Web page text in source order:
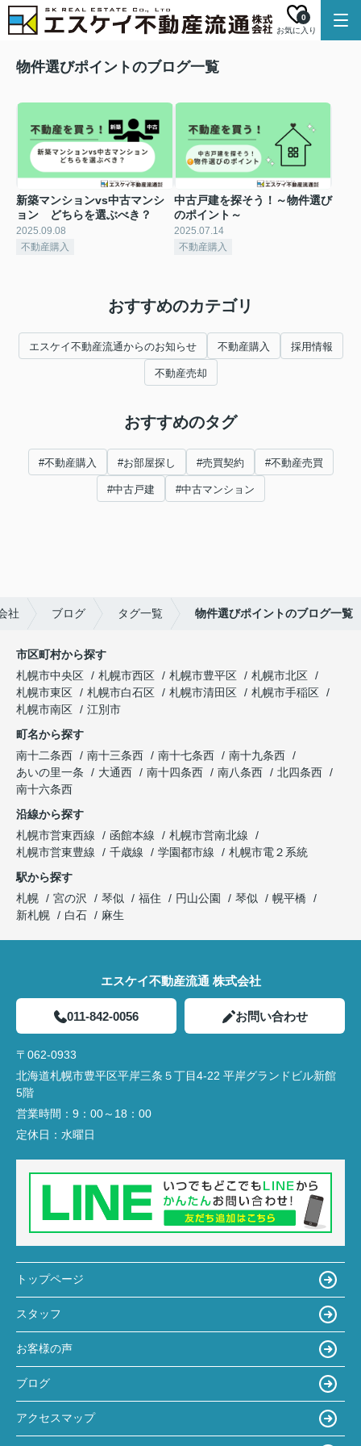
お気に入り
0
物件選びポイントのブログ一覧
新築マンションvs中古マンシ
ョン どちらを選ぶべき？
2025.09.08
不動産購入
中古戸建を探そう！～物件選び
のポイント～
2025.07.14
不動産購入
おすすめのカテゴリ
エスケイ不動産流通からのお知らせ 不動産購入 採用情報
不動産売却
おすすめのタグ
#不動産購入 #お部屋探し #売買契約 #不動産売買
#中古戸建 #中古マンション
社 ブログ タグ一覧 物件選びポイントのブログ一覧
市区町村から探す
札幌市中央区
札幌市西区 札幌市豊平区
札幌市北区
札幌市東区
札幌市白石区 札幌市清田区
札幌市手稲区
札幌市南区
江別市
町名から探す
南十二条西
南十三条西 南十七条西
南十九条西
あいの里一条
大通西 南十四条西 南八条西
北四条西
南十六条西
沿線から探す
札幌市営東西線
函館本線
札幌市営南北線
札幌市営東豊線
千歳線 学園都市線
札幌市電２系統
駅から探す
札幌
宮の沢 琴似 福住 円山公園 琴似
幌平橋
新札幌
白石 麻生
エスケイ不動産流通 株式会社
011-842-0056 お問い合わせ
〒062-0933
北海道札幌市豊平区平岸三条５丁目4-22 平岸グランドビル新館
5階
営業時間： 9：00～18：00
定休日： 水曜日
トップページ
スタッフ
お客様の声
ブログ
アクセスマップ